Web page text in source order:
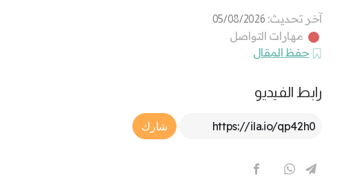
آخر تحديث: 05/08/2026
مهارات التواصل
حفظ المقال
رابط الفيديو
Article Link
شارك